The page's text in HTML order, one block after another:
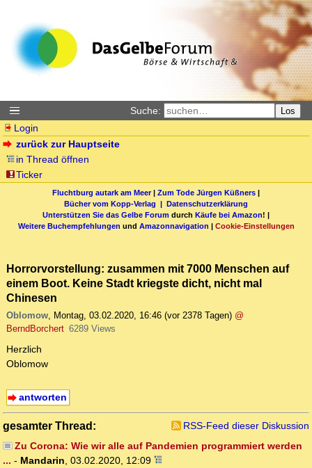
Suche: Los
Login
zurück zur Hauptseite
in Thread öffnen
Ticker
Fluchtburg autark am Meer| Zum Tode Jürgen Küßners |
Bücher vom Kopp-Verlag | Datenschutzerklärung
Unterstützen Sie das Gelbe Forum durch Käufe bei Amazon! |
Weitere Buchempfehlungen und Amazonnavigation | Cookie-Einstellungen
Horrorvorstellung: zusammen mit 7000 Menschen auf
einem Boot. Keine Stadt kriegste dicht, nicht mal
Chinesen
Oblomow, Montag, 03.02.2020, 16:46 (vor 2378 Tagen) @
BerndBorchert 6289 Views
Herzlich
Oblomow
antworten
gesamter Thread:
RSS-Feed dieser Diskussion
Zu Corona: Wie wir alle auf Pandemien programmiert werden
... - Mandarin, 03.02.2020, 12:09